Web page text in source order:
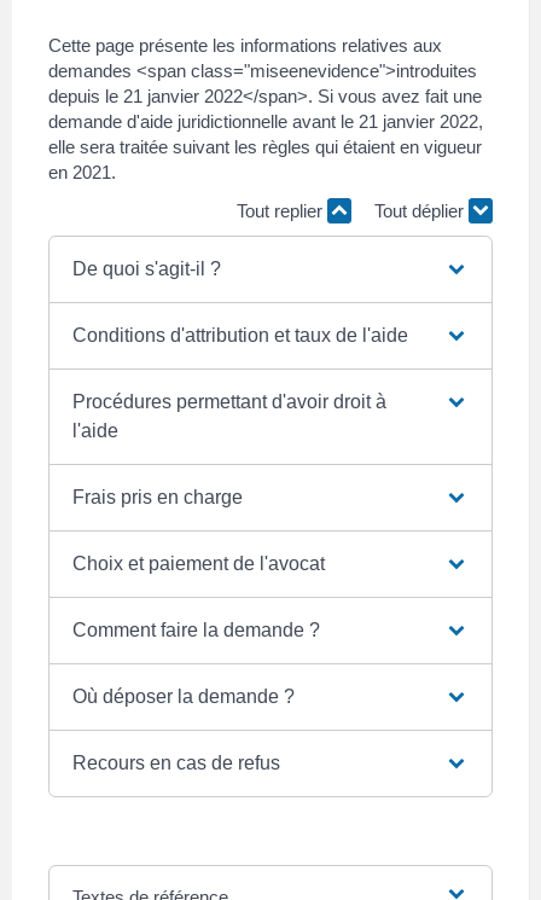
Cette page présente les informations relatives aux
demandes <span class="miseenevidence">introduites
depuis le 21 janvier 2022</span>. Si vous avez fait une
demande d'aide juridictionnelle avant le 21 janvier 2022,
elle sera traitée suivant les règles qui étaient en vigueur
en 2021.
Tout replier
Tout déplier
De quoi s'agit-il ?
Conditions d'attribution et taux de l'aide
Procédures permettant d'avoir droit à
l'aide
Frais pris en charge
Choix et paiement de l'avocat
Comment faire la demande ?
Où déposer la demande ?
Recours en cas de refus